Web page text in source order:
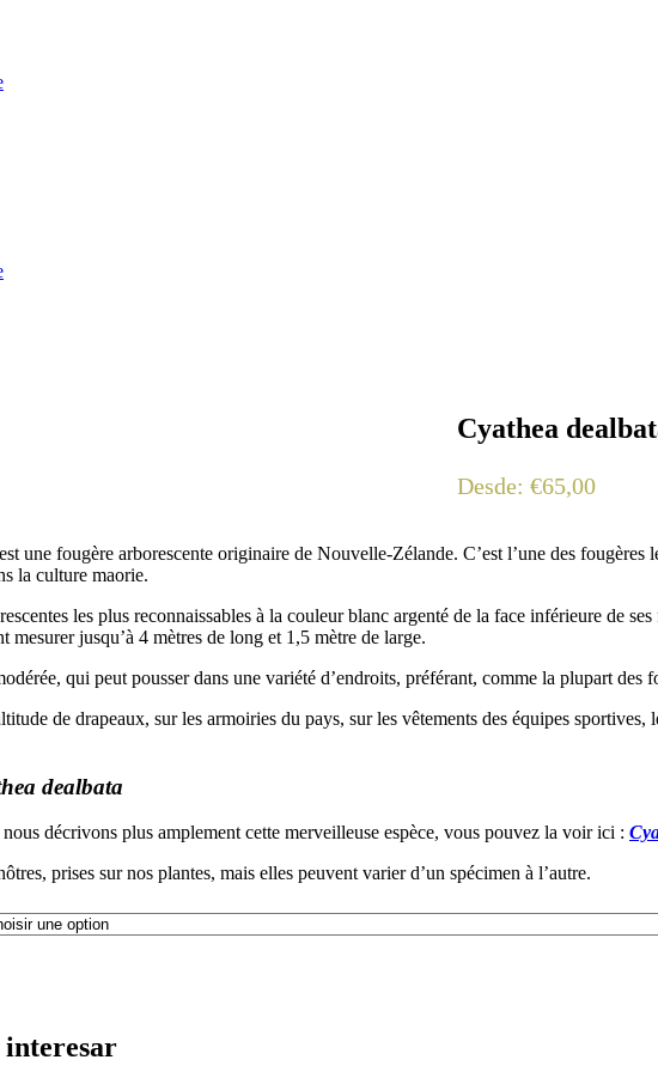
Cyathea
Desde:€65,00
une fougère arborescente originaire de Nouvelle-Zélande. C’est l’une des
la culture maorie.
les plus reconnaissables à la couleur blanc argenté de la face inférieure de
mesurer jusqu’à 4 mètres de long et 1,5 mètre de large.
qui peut pousser dans une variété d’endroits, préférant, comme la plupart
de drapeaux, sur les armoiries du pays, sur les vêtements des équipes
dealbata
décrivons plus amplement cette merveilleuse espèce, vous pouvez la voir ici :
prises sur nos plantes, mais elles peuvent varier d’un spécimen à l’autre.
interesar